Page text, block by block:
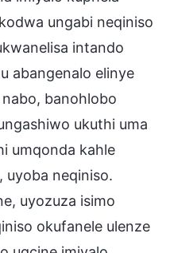
ungabi neqiniso
intando
abangenalo elinye
banohlobo
ukuthi uma
umqonda kahle
uyoba neqiniso.
uyozuza isimo
okufanele ulenze